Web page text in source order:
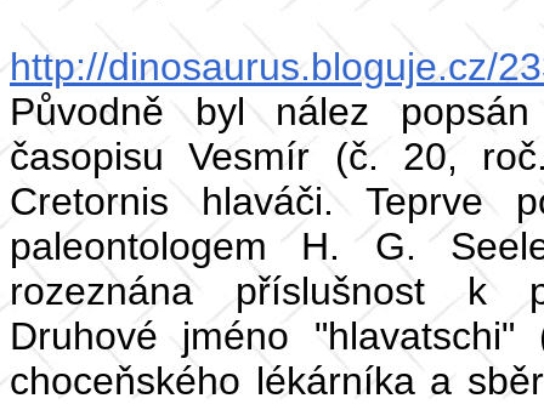
http://dinosaurus.bloguje.cz/
Původně byl nález
časopisu Vesmír (č. 20,
Cretornis hlaváči. Teprve
paleontologem H. G.
rozeznána příslušnost k
Druhové jméno
choceňského lékárníka a